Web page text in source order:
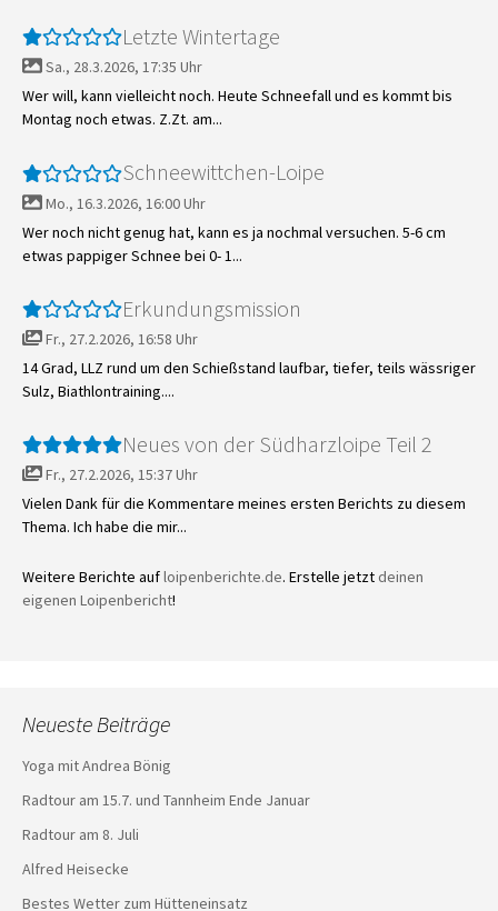
Letzte Wintertage
Sa., 28.3.2026, 17:35 Uhr
Wer will, kann vielleicht noch. Heute Schneefall und es kommt bis
Montag noch etwas. Z.Zt. am...
Schneewittchen-Loipe
Mo., 16.3.2026, 16:00 Uhr
Wer noch nicht genug hat, kann es ja nochmal versuchen. 5-6 cm
etwas pappiger Schnee bei 0- 1...
Erkundungsmission
Fr., 27.2.2026, 16:58 Uhr
14 Grad, LLZ rund um den Schießstand laufbar, tiefer, teils wässriger
Sulz, Biathlontraining....
Neues von der Südharzloipe Teil 2
Fr., 27.2.2026, 15:37 Uhr
Vielen Dank für die Kommentare meines ersten Berichts zu diesem
Thema. Ich habe die mir...
Weitere Berichte aufloipenberichte.de. Erstelle jetzt deinen
eigenen Loipenbericht!
Neueste Beiträge
Yoga mit Andrea Bönig
Radtour am 15.7. und Tannheim Ende Januar
Radtour am 8. Juli
Alfred Heisecke
Bestes Wetter zum Hütteneinsatz